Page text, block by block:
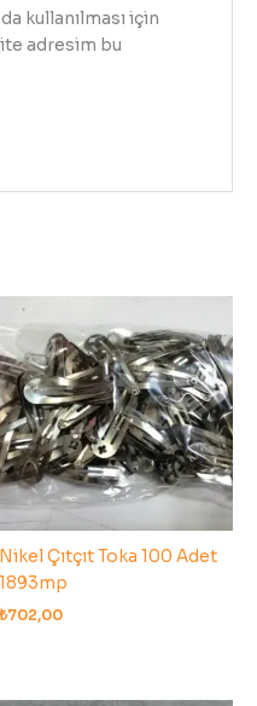
kullanılması için
adresim bu
Nikel Çıtçıt Toka 100 Adet
1893mp
₺702,00